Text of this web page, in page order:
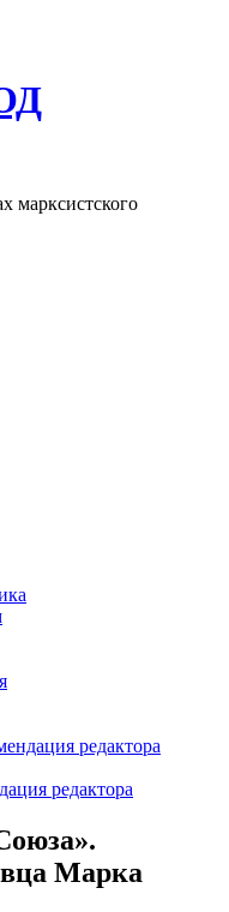
марксистского
редактора
редактора
Марка